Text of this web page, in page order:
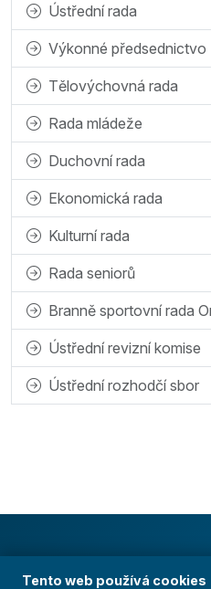
Ústřední rada
Výkonné předsednictvo
Tělovýchovná rada
Rada mládeže
Duchovní rada
Ekonomická rada
Kulturní rada
Rada seniorů
Branně sportovní rada
Ústřední revizní komise
Ústřední rozhodčí sbor
Tento web používá cookies